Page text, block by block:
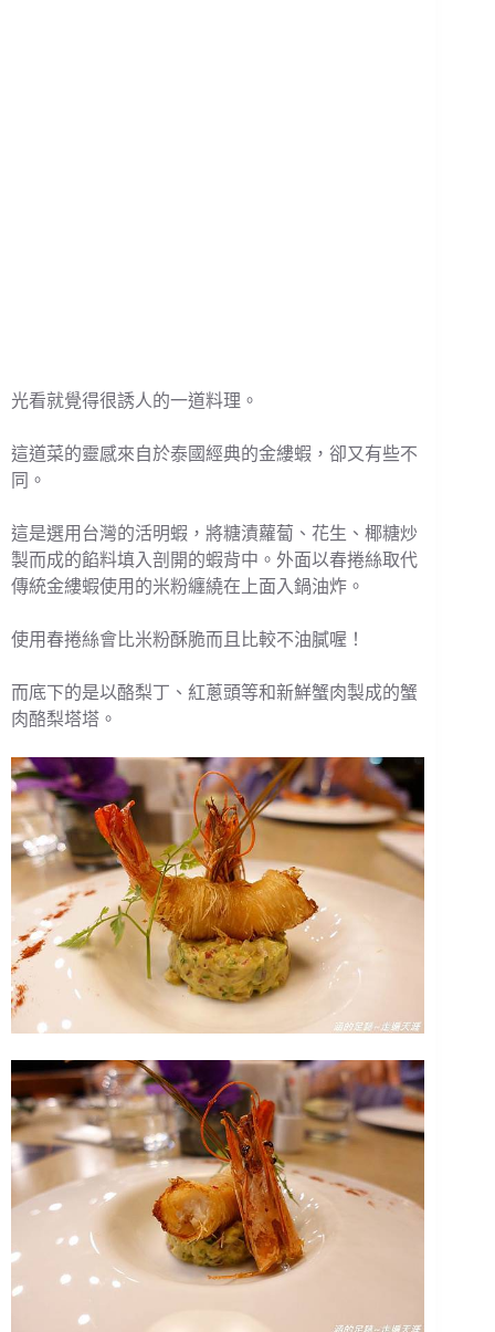
光看就覺得很誘人的一道料理。
這道菜的靈感來自於泰國經典的金縷蝦，卻又有些不
同。
這是選用台灣的活明蝦，將糖漬蘿蔔、花生、椰糖炒
製而成的餡料填入剖開的蝦背中。外面以春捲絲取代
傳統金縷蝦使用的米粉纏繞在上面入鍋油炸。
使用春捲絲會比米粉酥脆而且比較不油膩喔！
而底下的是以酪梨丁、紅蔥頭等和新鮮蟹肉製成的蟹
肉酪梨塔塔。